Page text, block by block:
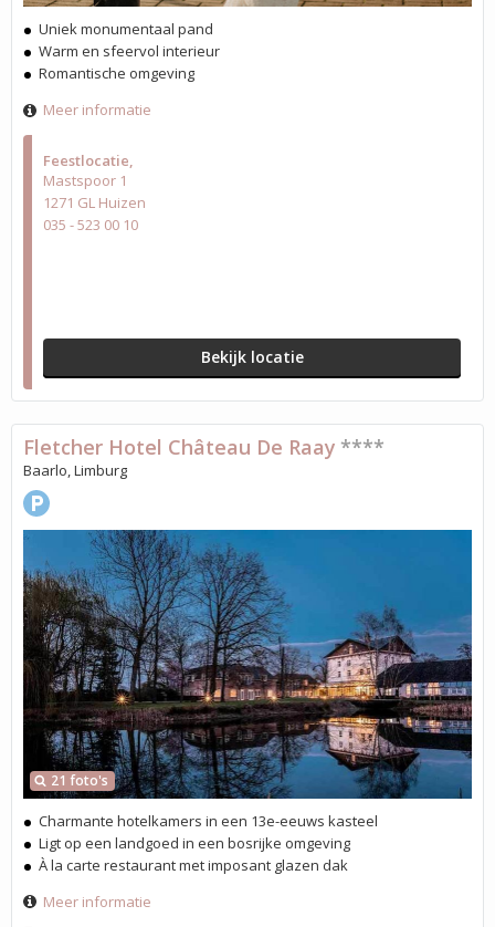
Feestlocatie
Mastspoor 1
1271 GL Huizen
035 - 523 00 10
Bekijk locatie
Uniek monumentaal pand
Warm en sfeervol interieur
Romantische omgeving
Meer informatie
21 foto's
Fletcher Hotel Château De Raay ****
Baarlo, Limburg
Charmante hotelkamers in een 13e-eeuws kasteel
Ligt op een landgoed in een bosrijke omgeving
À la carte restaurant met imposant glazen dak
Meer informatie